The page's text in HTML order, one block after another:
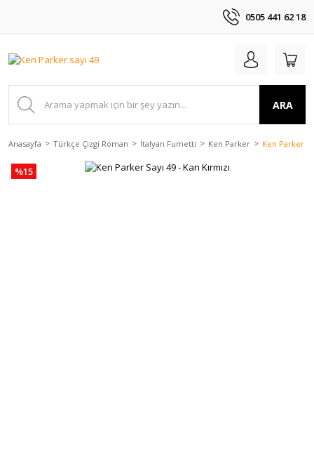
0505 441 62 18
ARA
Anasayfa Türkçe Çizgi Roman İtalyan Fumetti Ken Parker Ken Parker
%15